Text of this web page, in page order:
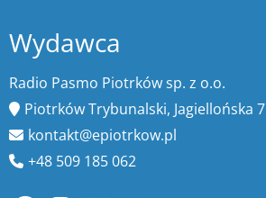
Wydawca
Radio Pasmo Piotrków sp. z o.o.
Piotrków Trybunalski, Jagiellońska 7
kontakt@epiotrkow.pl
+48 509 185 062